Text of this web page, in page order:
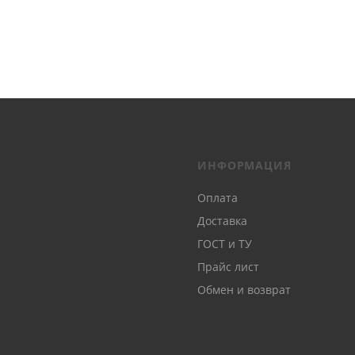
ИНФОРМАЦИЯ
Оплата
Доставка
ГОСТ и ТУ
Прайс лист
Обмен и возврат